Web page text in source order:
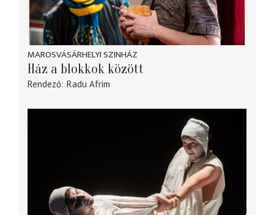
MAROSVÁSÁRHELYI SZINHÁZ
Ház a blokkok között
Rendező Radu Afrim